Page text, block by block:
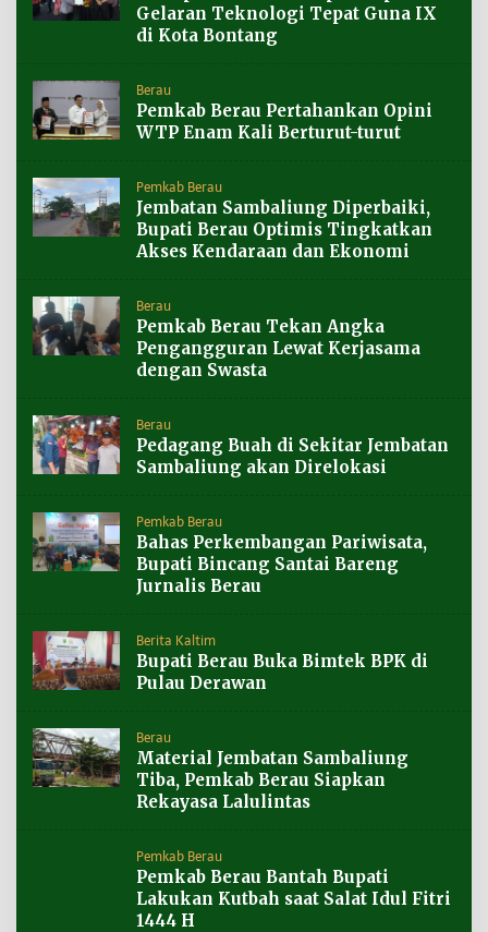
Gelaran Teknologi Tepat Guna IX
di Kota Bontang
Berau
Pemkab Berau Pertahankan Opini
WTP Enam Kali Berturut-turut
Pemkab Berau
Jembatan Sambaliung Diperbaiki,
Bupati Berau Optimis Tingkatkan
Akses Kendaraan dan Ekonomi
Berau
Pemkab Berau Tekan Angka
Pengangguran Lewat Kerjasama
dengan Swasta
Berau
Pedagang Buah di Sekitar Jembatan
Sambaliung akan Direlokasi
Pemkab Berau
Bahas Perkembangan Pariwisata,
Bupati Bincang Santai Bareng
Jurnalis Berau
Berita Kaltim
Bupati Berau Buka Bimtek BPK di
Pulau Derawan
Berau
Material Jembatan Sambaliung
Tiba, Pemkab Berau Siapkan
Rekayasa Lalulintas
Pemkab Berau
Pemkab Berau Bantah Bupati
Lakukan Kutbah saat Salat Idul Fitri
1444 H